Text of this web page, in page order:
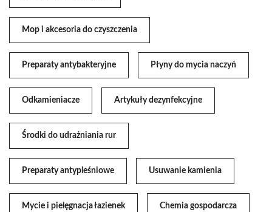
Mop i akcesoria do czyszczenia
Preparaty antybakteryjne Płyny do mycia naczyń
Odkamieniacze Artykuły dezynfekcyjne
Środki do udrażniania rur
Preparaty antypleśniowe Usuwanie kamienia
Mycie i pielęgnacja łazienek Chemia gospodarcza